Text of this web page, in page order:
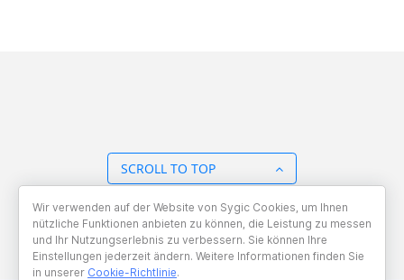
SCROLL TO TOP
BACK TO OVERVIEW
Wir verwenden auf der Website von Sygic Cookies, um Ihnen
nützliche Funktionen anbieten zu können, die Leistung zu messen
und Ihr Nutzungserlebnis zu verbessern. Sie können Ihre
Einstellungen jederzeit ändern. Weitere Informationen finden Sie
in unserer Cookie-Richtlinie.